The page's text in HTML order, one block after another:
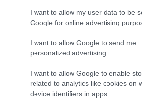
I want to allow my user data to be
Google for online advertising
I want to allow Google to send me
personalized advertising.
I want to allow Google to enable
related to analytics like cookies on
device identifiers in apps.
sfruttabile, carico sufficiente
telaio che preserva le gomme
Le scelte che esaltano un’area
sabotarne un’altra. Il principio
e farlo lavorare dentro le
dinamiche corrette. Lì emerge